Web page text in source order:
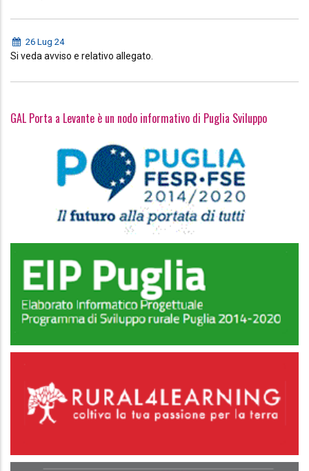
26 Lug 24
Si veda avviso e relativo allegato.
GAL Porta a Levante è un nodo informativo di Puglia Sviluppo